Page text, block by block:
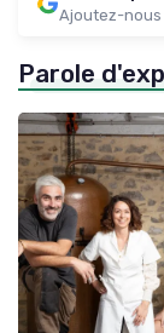
Ajoutez-nous
Parole